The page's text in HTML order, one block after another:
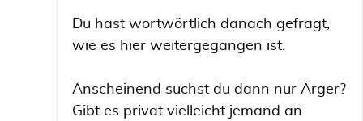
Du hast wortwörtlich danach gefragt,
wie es hier weitergegangen ist.
Anscheinend suchst du dann nur Ärger?
Gibt es privat vielleicht jemand an